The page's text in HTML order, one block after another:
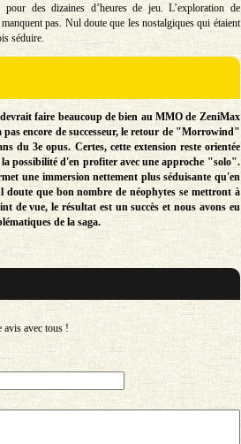
des dizaines d’heures de jeu. L’exploration de
pas. Nul doute que les nostalgiques qui étaient
séduire.
faire beaucoup de bien au MMO de ZeniMax
encore de successeur, le retour de "Morrowind"
du 3e opus. Certes, cette extension reste orientée
possibilité d'en profiter avec une approche "solo".
une immersion nettement plus séduisante qu'en
doute que bon nombre de néophytes se mettront à
de vue, le résultat est un succès et nous avons eu
de la saga.
avis avec tous !